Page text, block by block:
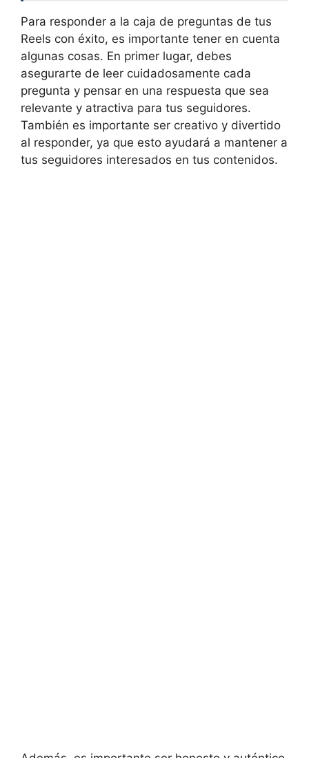
Para responder a la caja de preguntas de tus
Reels con éxito, es importante tener en cuenta
algunas cosas. En primer lugar, debes
asegurarte de leer cuidadosamente cada
pregunta y pensar en una respuesta que sea
relevante y atractiva para tus seguidores.
También es importante ser creativo y divertido
al responder, ya que esto ayudará a mantener a
tus seguidores interesados en tus contenidos.